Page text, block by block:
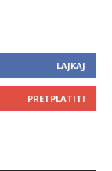
LAJKAJ
PRETPLATITI